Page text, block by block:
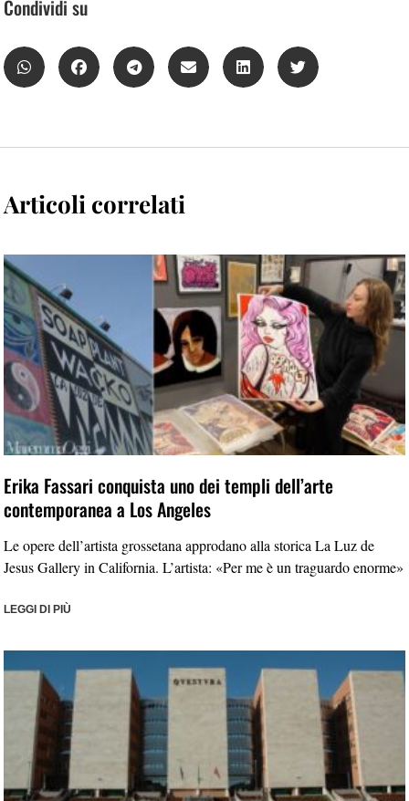
Condividi su
Articoli correlati
Erika Fassari conquista uno dei templi dell’arte
contemporanea a Los Angeles
Le opere dell’artista grossetana approdano alla storica La Luz de
Jesus Gallery in California. L’artista: «Per me è un traguardo enorme»
LEGGI DI PIÙ